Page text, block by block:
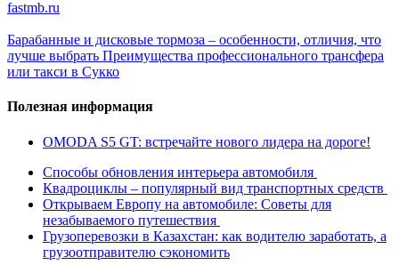
fastmb.ru
Барабанные и дисковые тормоза – особенности, отличия, что
лучше выбрать Преимущества профессионального трансфера
или такси в Сукко
Полезная информация
OMODA S5 GT: встречайте нового лидера на дороге!
Способы обновления интерьера автомобиля
Квадроциклы – популярный вид транспортных средств
Открываем Европу на автомобиле: Советы для
незабываемого путешествия
Грузоперевозки в Казахстан: как водителю заработать, а
грузоотправителю сэкономить